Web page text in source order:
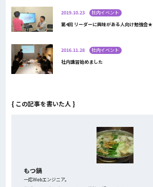
2019.10.23
社内イベント
第4回 リーダーに興味がある人向け勉強会★
2016.11.28
社内イベント
社内講習始めました
{ この記事を書いた人 }
もつ鍋
一応Webエンジニア。